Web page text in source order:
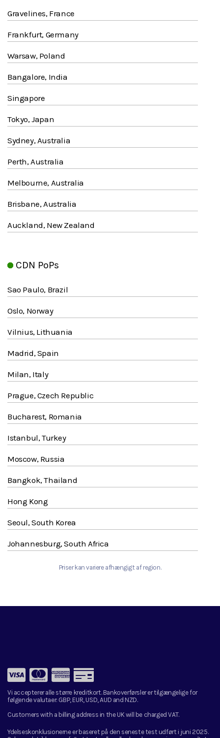
Gravelines, France
Frankfurt, Germany
Warsaw, Poland
Bangalore, India
Singapore
Tokyo, Japan
Sydney, Australia
Perth, Australia
Melbourne, Australia
Brisbane, Australia
Auckland, New Zealand
CDN PoPs
Sao Paulo, Brazil
Oslo, Norway
Vilnius, Lithuania
Madrid, Spain
Milan, Italy
Prague, Czech Republic
Bucharest, Romania
Istanbul, Turkey
Moscow, Russia
Bangkok, Thailand
Hong Kong
Seoul, South Korea
Johannesburg, South Africa
Priser kan variere afhængigt af region.
Vi accepterer alle større kreditkort. Bankoverførsler er tilgængelige for
følgende valutaer: GBP, EUR, USD, AUD and NZD.
Customers with a billing address in the UK will be charged VAT.
Ydelseskonklusionerne er baseret på den seneste test udført i juni 2025.